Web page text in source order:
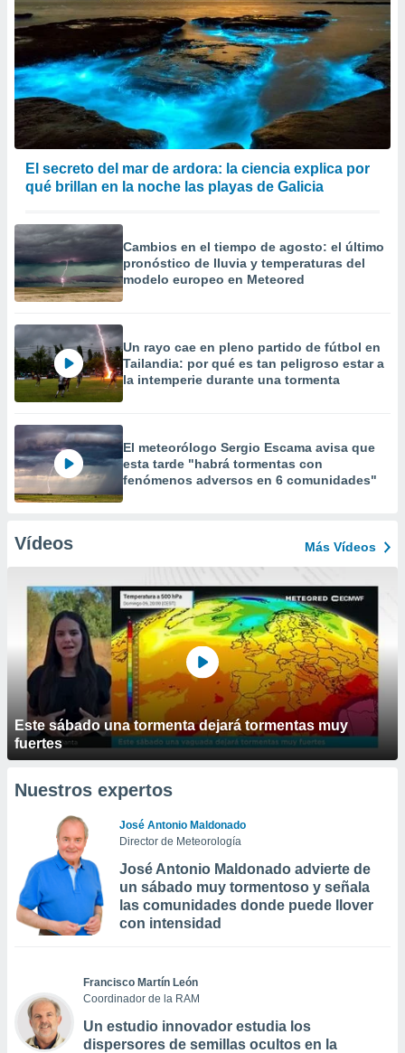
El secreto del mar de ardora: la ciencia explica por
qué brillan en la noche las playas de Galicia
Cambios en el tiempo de agosto: el último
pronóstico de lluvia y temperaturas del
modelo europeo en Meteored
Un rayo cae en pleno partido de fútbol en
Tailandia: por qué es tan peligroso estar a
la intemperie durante una tormenta
El meteorólogo Sergio Escama avisa que
esta tarde "habrá tormentas con
fenómenos adversos en 6 comunidades"
Vídeos Más Vídeos
Este sábado una tormenta dejará tormentas muy
fuertes
Nuestros expertos
José Antonio Maldonado
Director de Meteorología
José Antonio Maldonado advierte de
un sábado muy tormentoso y señala
las comunidades donde puede llover
con intensidad
Francisco Martín León
Coordinador de la RAM
Un estudio innovador estudia los
dispersores de semillas ocultos en la